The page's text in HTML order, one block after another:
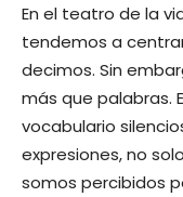
En el teatro de la
tendemos a
decimos. Sin
más que palabras.
vocabulario
expresiones, no
somos percibidos